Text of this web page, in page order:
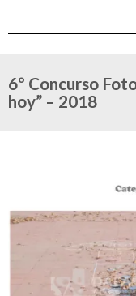
6º Concurso
hoy” – 2018